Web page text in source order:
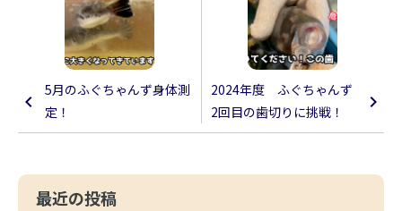
5月のふぐちゃんず身体測
定！
2024年度 ふぐちゃんず
2回目の歯切りに挑戦！
最近の投稿